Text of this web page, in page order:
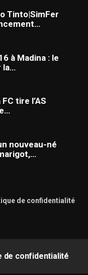
Tinto|SimFer
à Madina : le
la…
tire l’AS
nouveau-né
de confidentialité
de confidentialité